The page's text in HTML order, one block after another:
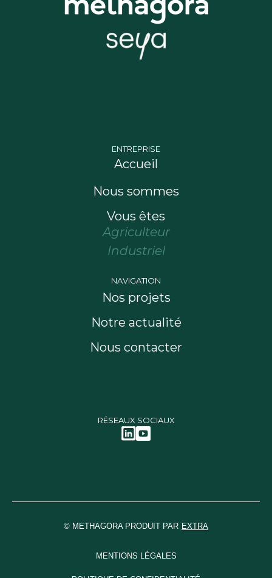
ENTREPRISE
Accueil
Nous sommes
Vous êtes
Agriculteur
Industriel
NAVIGATION
Nos projets
Notre actualité
Nous contacter
RÉSEAUX SOCIAUX
© METHAGORA PRODUIT PAR EXTRA
MENTIONS LÉGALES